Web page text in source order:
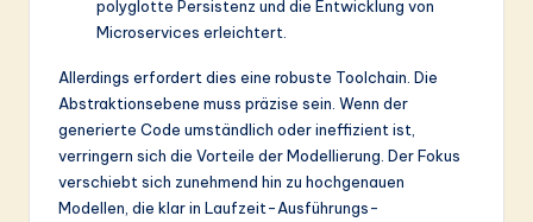
polyglotte Persistenz und die Entwicklung von
Microservices erleichtert.
Allerdings erfordert dies eine robuste Toolchain. Die
Abstraktionsebene muss präzise sein. Wenn der
generierte Code umständlich oder ineffizient ist,
verringern sich die Vorteile der Modellierung. Der Fokus
verschiebt sich zunehmend hin zu hochgenauen
Modellen, die klar in Laufzeit-Ausführungs-